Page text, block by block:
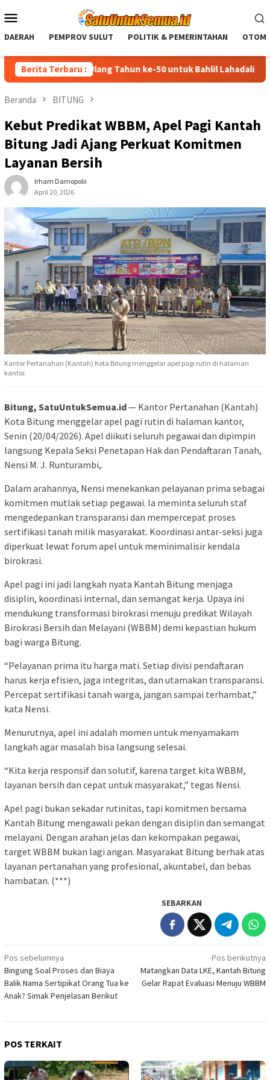
ke
Mobile
DAERAH PEMPROV SULUT POLITIK & PEMERINTAHAN
Berita Terbaru :
Selamat Ulang Tahun ke-50 untuk Bahlil Lahadalia: Semoga
Beranda BITUNG
Kebut Predikat WBBM, Apel Pagi Kantah
Bitung Jadi Ajang Perkuat Komitmen
Layanan Bersih
Irham Damopolii
April 20, 2026
Kantor Pertanahan (Kantah) Kota Bitung menggelar apel pagi rutin di halaman
kantor.
Bitung, SatuUntukSemua.id— Kantor Pertanahan (Kantah)
Kota Bitung menggelar apel pagi rutin di halaman kantor,
Senin (20/04/2026). Apel diikuti seluruh pegawai dan dipimpin
langsung Kepala Seksi Penetapan Hak dan Pendaftaran Tanah,
Nensi M. J. Runturambi,.
Dalam arahannya, Nensi menekankan pelayanan prima sebagai
komitmen mutlak setiap pegawai. Ia meminta seluruh staf
mengedepankan transparansi dan mempercepat proses
sertifikasi tanah milik masyarakat. Koordinasi antar-seksi juga
diperkuat lewat forum apel untuk meminimalisir kendala
birokrasi.
Apel pagi ini jadi langkah nyata Kantah Bitung menjaga
disiplin, koordinasi internal, dan semangat kerja. Upaya ini
mendukung transformasi birokrasi menuju predikat Wilayah
Birokrasi Bersih dan Melayani (WBBM) demi kepastian hukum
bagi warga Bitung.
“Pelayanan prima itu harga mati. Setiap divisi pendaftaran
harus kerja efisien, jaga integritas, dan utamakan transparansi.
Percepat sertifikasi tanah warga, jangan sampai terhambat,”
kata Nensi.
Menurutnya, apel ini adalah momen untuk menyamakam
langkah agar masalah bisa langsung selesai.
“Kita kerja responsif dan solutif, karena target kita WBBM,
layanan bersih dan cepat untuk masyarakat,” tegas Nensi.
Apel pagi bukan sekadar rutinitas, tapi komitmen bersama
Kantah Bitung mengawali pekan dengan disiplin dan semangat
melayani. Dengan arahan jelas dan kekompakan pegawai,
target WBBM bukan lagi angan. Masyarakat Bitung berhak atas
layanan pertanahan yang profesional, akuntabel, dan bebas
hambatan. (***)
SEBARKAN
Navigasi
pos
Pos sebelumnya
Bingung Soal Proses dan Biaya
Balik Nama Sertipikat Orang Tua ke
Anak? Simak Penjelasan Berikut
Pos berikutnya
Matangkan Data LKE, Kantah Bitung
Gelar Rapat Evaluasi Menuju WBBM
POS TERKAIT